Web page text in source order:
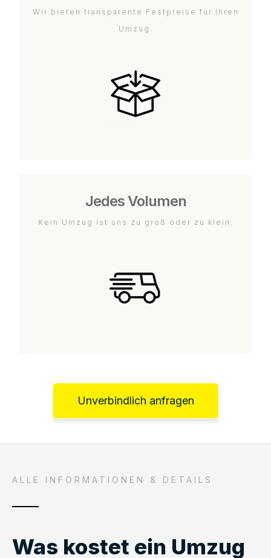
Wir bieten transparente Festpreise für Ihren
Umzug.
Jedes Volumen
Kein Umzug ist uns zu groß oder zu klein.
Unverbindlich anfragen
ALLE INFORMATIONEN & DETAILS
Was kostet ein Umzug